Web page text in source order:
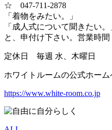
☆ 047-711-2878
「着物をみたい。」
「成人式について聞きたい。
と、申付け下さい。営業時
定休日 毎週 水、木曜日
ホワイトルームの公式ホー
https://www.white-room.co.jp